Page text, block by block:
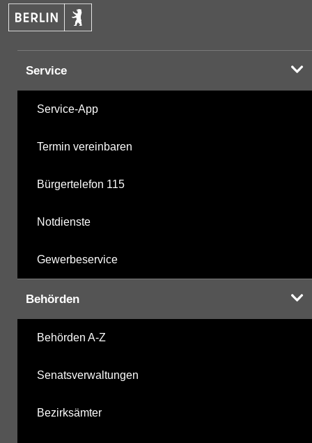
Service
Service-App
Termin vereinbaren
Bürgertelefon 115
Notdienste
Gewerbeservice
Behörden
Behörden A-Z
Senatsverwaltungen
Bezirksämter